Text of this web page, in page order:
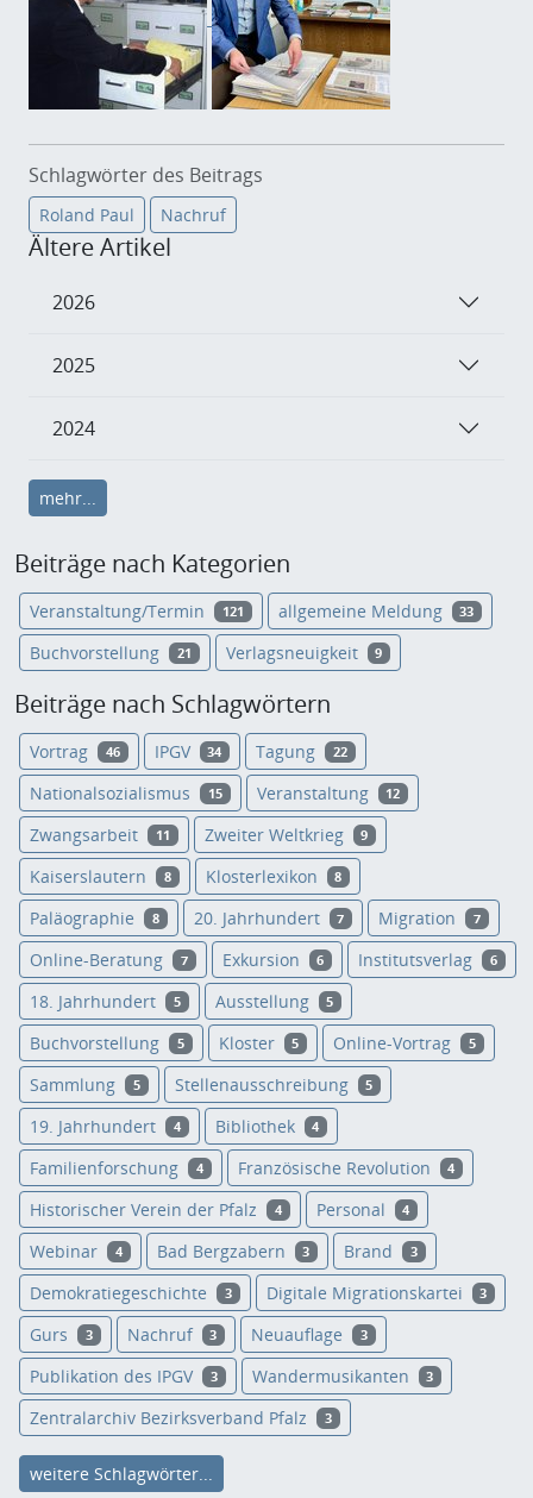
Schlagwörter des Beitrags
Roland Paul Nachruf
Ältere Artikel
2026
2025
2024
mehr...
Beiträge nach Kategorien
Veranstaltung/Termin 121 allgemeine Meldung 33
Buchvorstellung 21 Verlagsneuigkeit 9
Beiträge nach Schlagwörtern
Vortrag 46 IPGV 34 Tagung 22
Nationalsozialismus 15 Veranstaltung 12
Zwangsarbeit 11 Zweiter Weltkrieg 9
Kaiserslautern 8 Klosterlexikon 8
Paläographie 8 20. Jahrhundert 7 Migration 7
Online-Beratung 7 Exkursion 6 Institutsverlag 6
18. Jahrhundert 5 Ausstellung 5
Buchvorstellung 5 Kloster 5 Online-Vortrag 5
Sammlung 5 Stellenausschreibung 5
19. Jahrhundert 4 Bibliothek 4
Familienforschung 4 Französische Revolution 4
Historischer Verein der Pfalz 4 Personal 4
Webinar 4 Bad Bergzabern 3 Brand 3
Demokratiegeschichte 3 Digitale Migrationskartei 3
Gurs 3 Nachruf 3 Neuauflage 3
Publikation des IPGV 3 Wandermusikanten 3
Zentralarchiv Bezirksverband Pfalz 3
weitere Schlagwörter...